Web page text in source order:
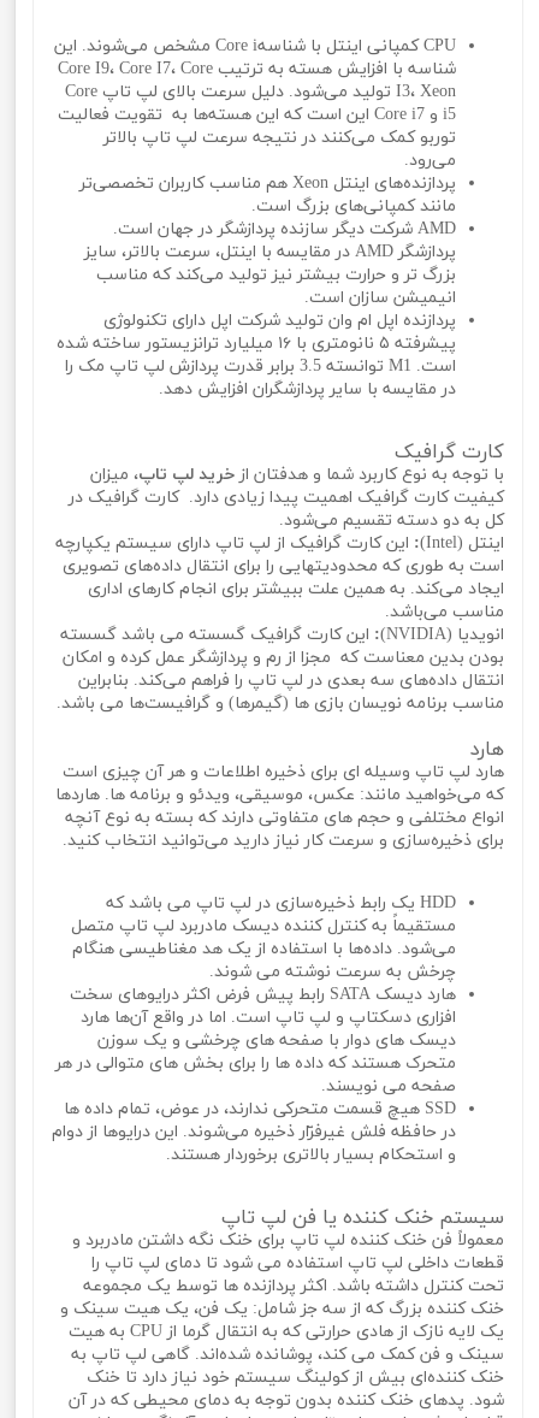
CPU کمپانی اینتل با شناسهCore i مشخص می‌شوند. این
شناسه با افزایش هسته به ترتیب Core I9، Core I7، Core
I3، Xeon تولید می‌شود. دلیل سرعت بالای لپ تاپ Core
i5 و Core i7 این است که این هسته‌ها به تقویت فعالیت
توربو کمک می‌کنند در نتیجه سرعت لپ تاپ بالاتر
می‌رود.
پردازنده‌های اینتل Xeon هم مناسب کاربران تخصصی‌تر
مانند کمپانی‌های بزرگ است.
AMD شرکت دیگر سازنده پردازشگر در جهان است.
پردازشگر AMD در مقایسه با اینتل، سرعت بالاتر، سایز
بزرگ تر و حرارت بیشتر نیز تولید می‌کند که مناسب
انیمیشن سازان است.
پردازنده اپل ام وان تولید شرکت اپل دارای تکنولوژی
پیشرفته ۵ نانومتری با ۱۶ میلیارد ترانزیستور ساخته شده
است. M1 توانسته 3.5 برابر قدرت پردازش لپ تاپ مک را
در مقایسه با سایر پردازشگران افزایش دهد.
کارت گرافیک
با توجه به نوع کاربرد شما و هدفتان از خرید لپ تاپ، میزان
کیفیت کارت گرافیک اهمیت پیدا زیادی دارد. کارت گرافیک در
کل به دو دسته تقسیم می‌شود.
اینتل (Intel)
: این کارت گرافیک از لپ تاپ دارای سیستم یکپارچه
است به طوری که محدودیتهایی را برای انتقال داده‌های تصویری
ایجاد می‌کند. به همین علت ببیشتر برای انجام کارهای اداری
مناسب می‌باشد.
انویدیا (NVIDIA)
: این کارت گرافیک گسسته می باشد گسسته
بودن بدین معناست که مجزا از رم و پردازشگر عمل کرده و امکان
انتقال داده‌های سه بعدی در لپ تاپ را فراهم می‌کند. بنابراین
مناسب برنامه نویسان بازی ها (گیمرها) و گرافیست‌ها می باشد.
هارد
هارد لپ تاپ وسیله ای برای ذخیره اطلاعات و هر آن چیزی است
که می‌خواهید مانند: عکس، موسیقی، ویدئو و برنامه ها. هاردها
انواع مختلفی و حجم های متفاوتی دارند که بسته به نوع آنچه
برای ذخیره‌سازی و سرعت کار نیاز دارید می‌توانید انتخاب کنید.
HDD یک رابط ذخیره‌سازی در لپ تاپ می باشد که
مستقیماً به کنترل کننده دیسک مادربرد لپ تاپ متصل
می‌شود. داده‌ها با استفاده از یک هد مغناطیسی هنگام
چرخش به سرعت نوشته می‌ شوند.
هارد دیسک SATA رابط پیش فرض اکثر درایوهای سخت
افزاری دسکتاپ و لپ تاپ است. اما در واقع آن‌ها هارد
دیسک‌ های دوار با صفحه‌ های چرخشی و یک سوزن
متحرک هستند که داده ها را برای بخش های متوالی در هر
صفحه می‌ نویسند.
SSD هیچ قسمت متحرکی ندارند، در عوض، تمام داده ها
در حافظه فلش غیرفرّار ذخیره می‌شوند. این درایوها از دوام
و استحکام بسیار بالاتری برخوردار هستند.
سیستم خنک کننده یا فن لپ تاپ
معمولاً فن خنک کننده لپ تاپ برای خنک نگه داشتن مادربرد و
قطعات داخلی لپ تاپ استفاده می شود تا دمای لپ تاپ را
تحت کنترل داشته باشد. اکثر پردازنده ها توسط یک مجموعه
خنک کننده بزرگ که از سه جز شامل: یک فن، یک هیت سینک و
یک لایه نازک از هادی حرارتی که به انتقال گرما از CPU به هیت
سینک و فن کمک می‌ کند، پوشانده شده‌اند. گاهی لپ تاپ به
خنک کننده‌ای بیش از کولینگ سیستم خود نیاز دارد تا خنک
شود. پدهای خنک کننده بدون توجه به دمای محیطی که در آن